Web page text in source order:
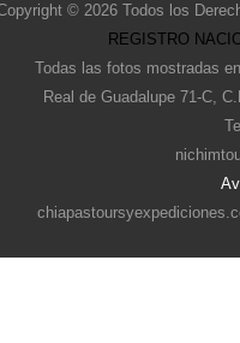
© 2026 Todos los
REGISTRO
Todas las fotos mostradas
Real de Guadalupe 71-C,